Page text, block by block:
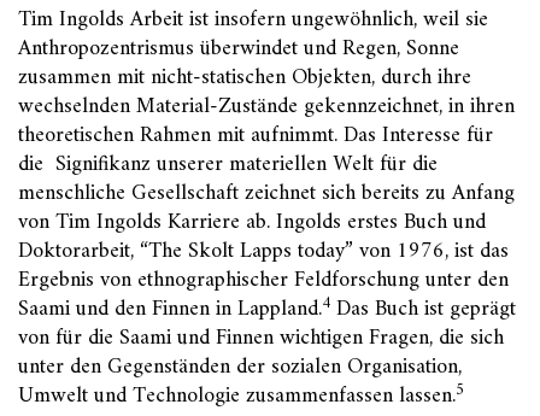
Tim Ingolds Arbeit ist insofern ungewöhnlich, weil sie
Anthropozentrismus überwindet und Regen, Sonne
zusammen mit nicht-statischen Objekten, durch ihre
wechselnden Material-Zustände gekennzeichnet, in ihren
theoretischen Rahmen mit aufnimmt. Das Interesse für
die Signifikanz unserer materiellen Welt für die
menschliche Gesellschaft zeichnet sich bereits zu Anfang
von Tim Ingolds Karriere ab. Ingolds erstes Buch und
Doktorarbeit, “The Skolt Lapps today” von 1976, ist das
Ergebnis von ethnographischer Feldforschung unter den
Saami und den Finnen in Lappland.4 Das Buch ist geprägt
von für die Saami und Finnen wichtigen Fragen, die sich
unter den Gegenständen der sozialen Organisation,
Umwelt und Technologie zusammenfassen lassen.5